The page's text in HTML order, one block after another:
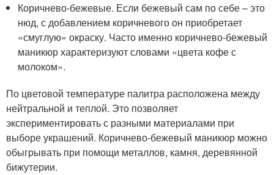
Коричнево-бежевые. Если бежевый сам по себе – это
нюд, с добавлением коричневого он приобретает
«смуглую» окраску. Часто именно коричнево-бежевый
маникюр характеризуют словами «цвета кофе с
молоком».
По цветовой температуре палитра расположена между
нейтральной и теплой. Это позволяет
экспериментировать с разными материалами при
выборе украшений. Коричнево-бежевый маникюр можно
обыгрывать при помощи металлов, камня, деревянной
бижутерии.